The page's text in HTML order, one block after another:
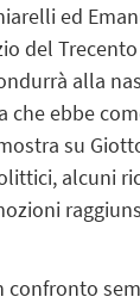
ed
del
alla
che ebbe
su
alcuni
confronto